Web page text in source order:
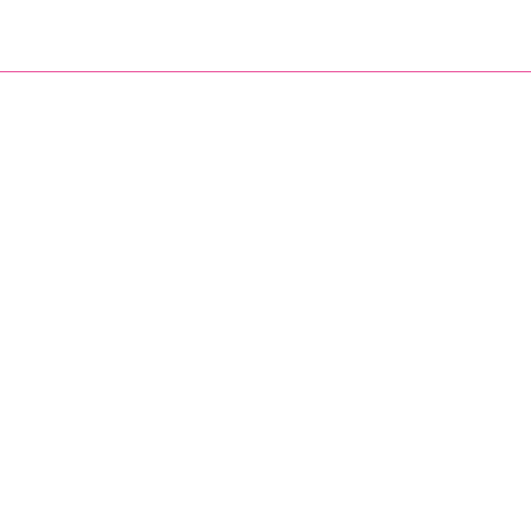
contenido